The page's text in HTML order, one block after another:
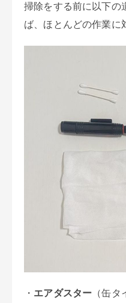
掃除をする前に以下の
ば、ほとんどの作業に
・ エアダスター （缶